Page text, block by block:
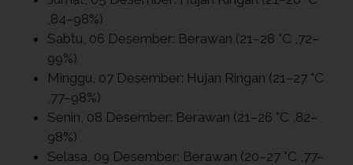
,84–98%)
Sabtu, 06 Desember: Berawan (21–28 °C ,72–
99%)
Minggu, 07 Desember: Hujan Ringan (21–27 °C
,77–98%)
Senin, 08 Desember: Berawan (21–26 °C ,82–
98%)
Selasa, 09 Desember: Berawan (20–27 °C ,77–